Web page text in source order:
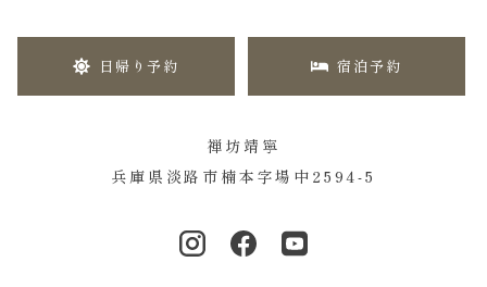
日帰り予約 宿泊予約
禅坊靖寧
兵庫県淡路市楠本字場中2594-5